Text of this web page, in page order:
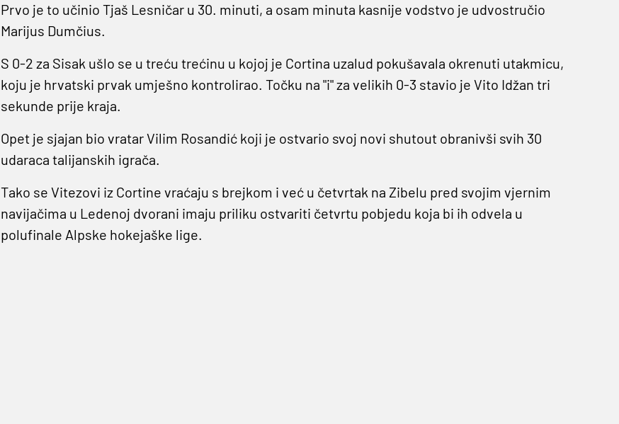
Prvo je to učinio Tjaš Lesničar u 30. minuti, a osam minuta kasnije vodstvo je udvostručio
Marijus Dumčius.
S 0-2 za Sisak ušlo se u treću trećinu u kojoj je Cortina uzalud pokušavala okrenuti utakmicu,
koju je hrvatski prvak umješno kontrolirao. Točku na "i" za velikih 0-3 stavio je Vito Idžan tri
sekunde prije kraja.
Opet je sjajan bio vratar Vilim Rosandić koji je ostvario svoj novi shutout obranivši svih 30
udaraca talijanskih igrača.
Tako se Vitezovi iz Cortine vraćaju s brejkom i već u četvrtak na Zibelu pred svojim vjernim
navijačima u Ledenoj dvorani imaju priliku ostvariti četvrtu pobjedu koja bi ih odvela u
polufinale Alpske hokejaške lige.